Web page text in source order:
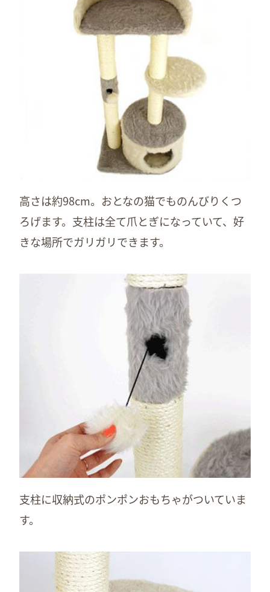
高さは約98cm。おとなの猫でものんびりくつ
ろげます。支柱は全て爪とぎになっていて、好
きな場所でガリガリできます。
支柱に収納式のポンポンおもちゃがついていま
す。